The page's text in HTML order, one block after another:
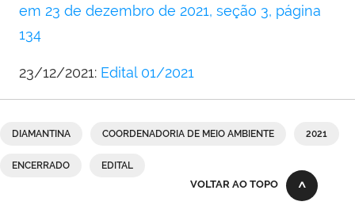
em 23 de dezembro de 2021, seção 3, página
134
23/12/2021: Edital 01/2021
DIAMANTINA COORDENADORIA DE MEIO AMBIENTE 2021
ENCERRADO EDITAL
VOLTAR AO TOPO